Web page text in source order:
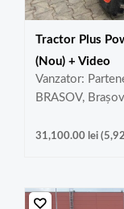
Tractor Plus
(Nou) + Video
Vanzator:
BRASOV, Brașov
31,100.00 lei(